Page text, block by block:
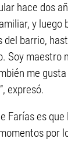
hace dos
y luego
del barrio,
Soy maestro
me
expresó.
Farías es que
por